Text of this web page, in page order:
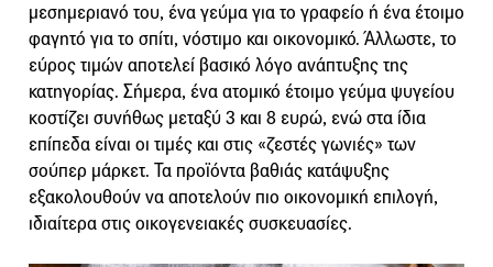
μεσημεριανό του, ένα γεύμα για το γραφείο ή ένα έτοιμο
φαγητό για το σπίτι, νόστιμο και οικονομικό. Άλλωστε, το
εύρος τιμών αποτελεί βασικό λόγο ανάπτυξης της
κατηγορίας. Σήμερα, ένα ατομικό έτοιμο γεύμα ψυγείου
κοστίζει συνήθως μεταξύ 3 και 8 ευρώ, ενώ στα ίδια
επίπεδα είναι οι τιμές και στις «ζεστές γωνιές» των
σούπερ μάρκετ. Τα προϊόντα βαθιάς κατάψυξης
εξακολουθούν να αποτελούν πιο οικονομική επιλογή,
ιδιαίτερα στις οικογενειακές συσκευασίες.